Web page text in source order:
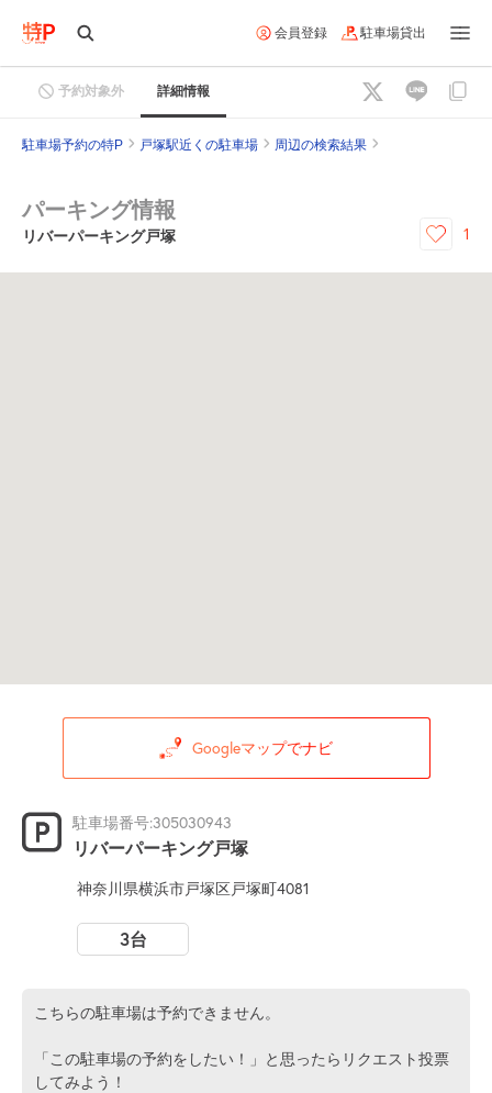
会員登録 駐車場貸出
予約対象外 詳細情報
駐車場予約の特P 戸塚駅近くの駐車場 周辺の検索結果
パーキング情報
リバーパーキング戸塚 1
Googleマップでナビ
駐車場番号:305030943
リバーパーキング戸塚
神奈川県横浜市戸塚区戸塚町4081
3台
こちらの駐車場は予約できません。
「この駐車場の予約をしたい！」と思ったらリクエスト投票
してみよう！